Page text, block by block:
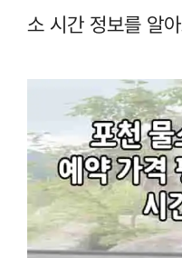
소 시간 정보를 알